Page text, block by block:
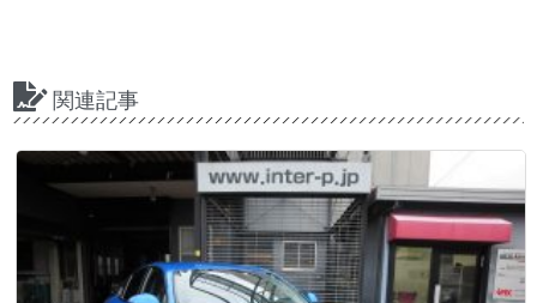
関連記事